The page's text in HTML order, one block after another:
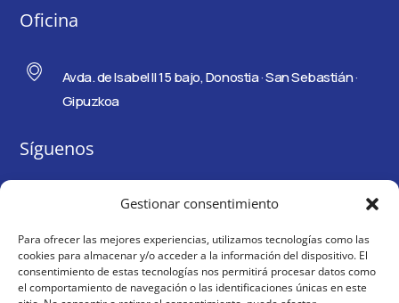
Gestionar consentimiento
Para ofrecer las mejores experiencias, utilizamos tecnologías como las
cookies para almacenar y/o acceder a la información del dispositivo. El
consentimiento de estas tecnologías nos permitirá procesar datos como
el comportamiento de navegación o las identificaciones únicas en este
Oficina
Avda. de Isabel II 15 bajo, Donostia · San Sebastián ·
Gipuzkoa
Síguenos